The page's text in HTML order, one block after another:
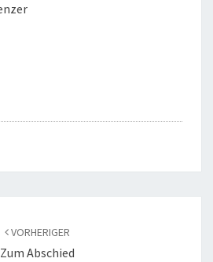
VORHERIGER
Zum Abschied